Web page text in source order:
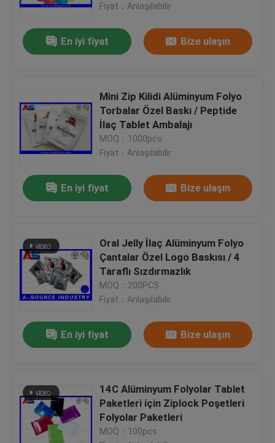
Fiyat：Anlaşılabilir
En iyi fiyat Bize ulaşın
Mini Zip Kilidi Alüminyum Folyo
Torbalar Özel Baskı / Peptide
İlaç Tablet Ambalajı
MOQ：1000pcs
Fiyat：Anlaşılabilir
En iyi fiyat Bize ulaşın
Oral Jelly İlaç Alüminyum Folyo
Çantalar Özel Logo Baskısı / 4
Taraflı Sızdırmazlık
MOQ：200PCS
Fiyat：Anlaşılabilir
En iyi fiyat Bize ulaşın
14C Alüminyum Folyolar Tablet
Paketleri için Ziplock Poşetleri
Folyolar Paketleri
MOQ：100pcs